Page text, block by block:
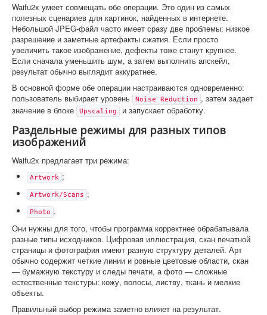
Waifu2x умеет совмещать обе операции. Это один из самых
полезных сценариев для картинок, найденных в интернете.
Небольшой JPEG-файл часто имеет сразу две проблемы: низкое
разрешение и заметные артефакты сжатия. Если просто
увеличить такое изображение, дефекты тоже станут крупнее.
Если сначала уменьшить шум, а затем выполнить апскейл,
результат обычно выглядит аккуратнее.
В основной форме обе операции настраиваются одновременно:
пользователь выбирает уровень
Noise Reduction , затем задает
значение в блоке
Upscaling и запускает обработку.
Раздельные режимы для разных типов
изображений
Waifu2x предлагает три режима:
Artwork ;
Artwork/Scans ;
Photo .
Они нужны для того, чтобы программа корректнее обрабатывала
разные типы исходников. Цифровая иллюстрация, скан печатной
страницы и фотография имеют разную структуру деталей. Арт
обычно содержит четкие линии и ровные цветовые области, скан
— бумажную текстуру и следы печати, а фото — сложные
естественные текстуры: кожу, волосы, листву, ткань и мелкие
объекты.
Правильный выбор режима заметно влияет на результат.